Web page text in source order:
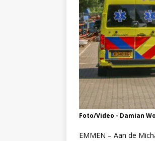
Foto/Video - Damian
EMMEN – Aan de